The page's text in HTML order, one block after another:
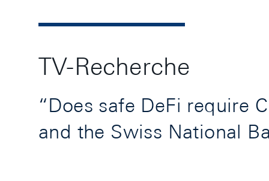
TV-Recherche
“Does safe DeFi require
and the Swiss National